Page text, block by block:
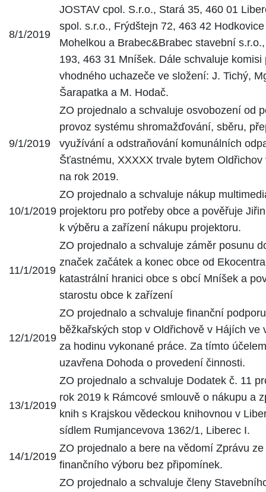
8/1/2019
JOSTAV cpol. S.r.o., Stará 35, 460 01
spol. s.r.o., Frýdštejn 72, 463 42
Mohelkou a Brabec&Brabec stavební
193, 463 31 Mníšek. Dále schvaluje komisi
vhodného uchazeče ve složení: J. Tichý,
Šarapatka a M. Hodač.
9/1/2019
ZO projednalo a schvaluje osvobození od
provoz systému shromažďování, sběru,
využívání a odstraňování komunálních
Šťastnému, XXXXX trvale bytem Oldřichov
na rok 2019.
10/1/2019
ZO projednalo a schvaluje nákup
projektoru pro potřeby obce a pověřuje
k výběru a zařízení nákupu projektoru.
11/1/2019
ZO projednalo a schvaluje záměr posunu
značek začátek a konec obce od
katastrální hranici obce s obcí Mníšek a
starostu obce k zařízení
12/1/2019
ZO projednalo a schvaluje finanční
běžkařských stop v Oldřichově v Hájích ve
za hodinu vykonané práce. Za tímto
uzavřena Dohoda o provedení činnosti.
13/1/2019
ZO projednalo a schvaluje Dodatek č. 11
rok 2019 k Rámcové smlouvě o nákupu a
knih s Krajskou vědeckou knihovnou v
sídlem Rumjancevova 1362/1, Liberec I.
14/1/2019
ZO projednalo a bere na vědomí Zprávu
finančního výboru bez připomínek.
ZO projednalo a schvaluje členy